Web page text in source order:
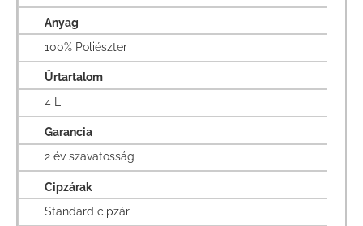
Anyag
100% Poliészter
Űrtartalom
4 L
Garancia
2 év szavatosság
Cipzárak
Standard cipzár